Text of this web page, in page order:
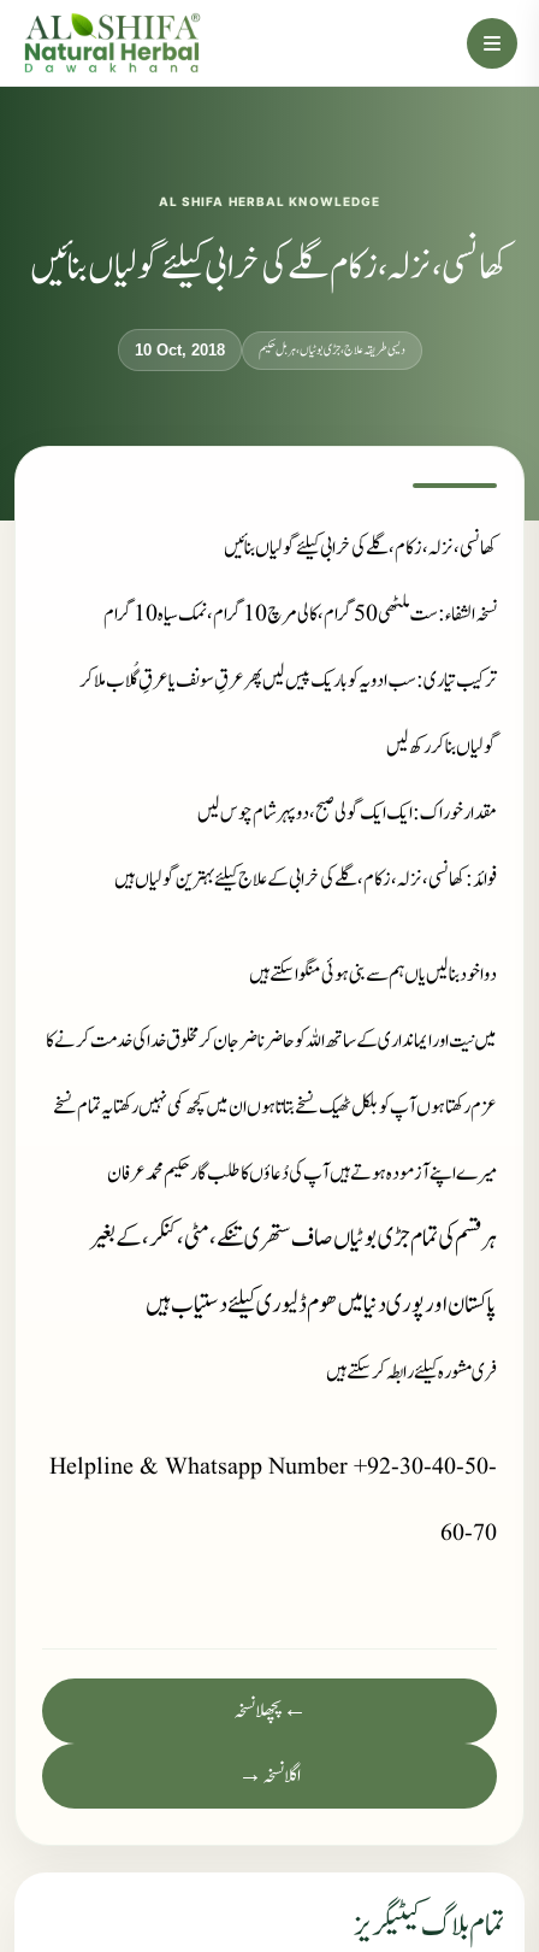
AL SHIFA HERBAL KNOWLEDGE
کھانسی، نزلہ، زکام گلے کی خرابی کیلئے گو لیاں بنائیں
10 Oct, 2018 دیسی طریقہ علاج، جڑی بوٹیاں، ہربل حکیم
کھانسی، نزلہ، زکام، گلے کی خرابی کیلئے گو لیاں بنائیں
نسخہ الشفاء: ست ملٹھی 50 گرام، کالی مرچ 10 گرام، نمک سیاہ 10 گرام
ترکیب تیاری: سب ادویہ کو باریک پیس لیں پھر عرقِ سونف یا عرقِ گُلاب ملا کر
گولیاں بنا کر رکھ لیں
مقدار خوراک: ایک ایک گولی صبح، دوپہر شام چوس لیں
فوائد: کھانسی، نزلہ، زکام، گلے کی خرابی کے علاج کیلئے بہترین گولیاں ہیں
دوا خود بنا لیں یاں ہم سے بنی ہوئی منگوا سکتے ہیں
میں نیت اور ایمانداری کے ساتھ اللہ کو حاضر ناضر جان کر مخلوق خدا کی خدمت کرنے کا
عزم رکھتا ہوں آپ کو بلکل ٹھیک نسخے بتاتا ہوں ان میں کچھ کمی نہیں رکھتا یہ تمام نسخے
میرے اپنے آزمودہ ہوتے ہیں آپ کی دُعاؤں کا طلب گار حکیم محمد عرفان
ہر قسم کی تمام جڑی بوٹیاں صاف ستھری تنکے، مٹی، کنکر، کے بغیر
پاکستان اور پوری دنیا میں ھوم ڈلیوری کیلئے دستیاب ہیں
فری مشورہ کیلئے رابطہ کر سکتے ہیں
Helpline & Whatsapp Number +92-30-40-50-
60-70
← پچھلا نسخہ
اگلا نسخہ →
تمام بلاگ کیٹیگریز